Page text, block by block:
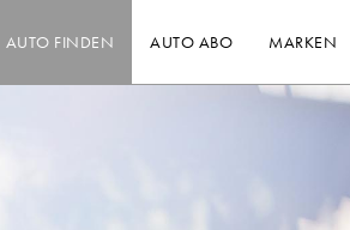
AUTO FINDEN AUTO ABO MARKEN